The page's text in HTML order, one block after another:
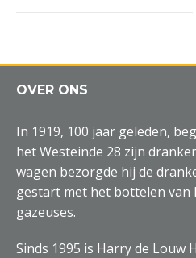
OVER ONS
In 1919, 100 jaar geleden,
het Westeinde 28 zijn
wagen bezorgde hij de
gestart met het bottelen van
gazeuses.
Sinds 1995 is Harry de Louw